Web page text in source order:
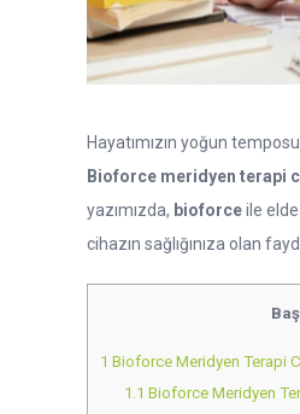
Hayatımızın yoğun
Bioforce meridyen terapi
yazımızda, bioforceile
cihazın sağlığınıza olan
1 Bioforce Meridyen Terapi
1.1 Bioforce Meridyen